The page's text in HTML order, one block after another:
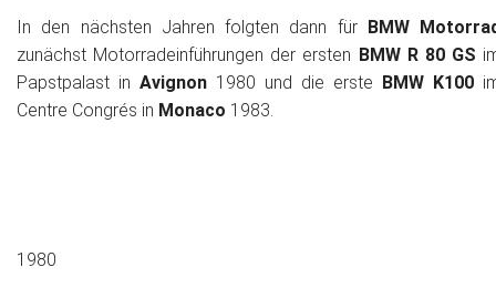
In den nächsten Jahren folgten dann für BMW
zunächst Motorradeinführungen der ersten BMW R 80 GS
Papstpalast in Avignon 1980 und die erste BMW K100
Centre Congrés in Monaco 1983.
1980